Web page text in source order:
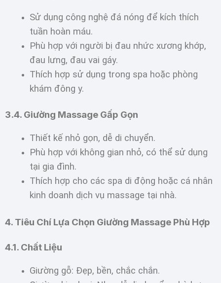
Sử dụng công nghệ đá nóng để kích thích
tuần hoàn máu.
Phù hợp với người bị đau nhức xương khớp,
đau lưng, đau vai gáy.
Thích hợp sử dụng trong spa hoặc phòng
khám đông y.
3.4. Giường Massage Gấp Gọn
Thiết kế nhỏ gọn, dễ di chuyển.
Phù hợp với không gian nhỏ, có thể sử dụng
tại gia đình.
Thích hợp cho các spa di động hoặc cá nhân
kinh doanh dịch vụ massage tại nhà.
4. Tiêu Chí Lựa Chọn Giường Massage Phù Hợp
4.1. Chất Liệu
Giường gỗ: Đẹp, bền, chắc chắn.